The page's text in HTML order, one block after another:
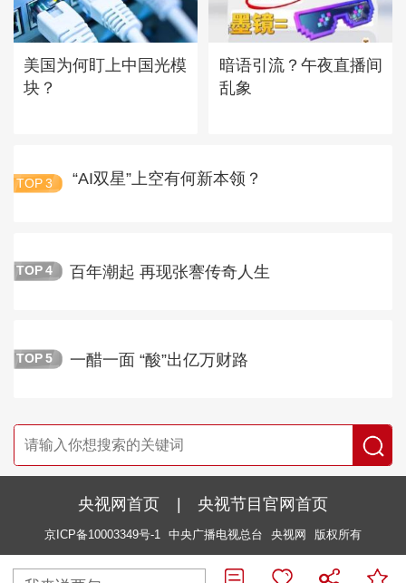
美国为何盯上中国光模
块？
暗语引流？午夜直播间
乱象
TOP 3 “AI双星”上空有何新本领？
TOP 4 百年潮起 再现张謇传奇人生
TOP 5 一醋一面 “酸”出亿万财路
央视网首页 | 央视节目官网首页
京ICP备10003349号-1 中央广播电视总台 央视网 版权所有